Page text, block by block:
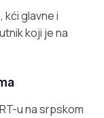
kći glavne i
koji je na
u na srpskom